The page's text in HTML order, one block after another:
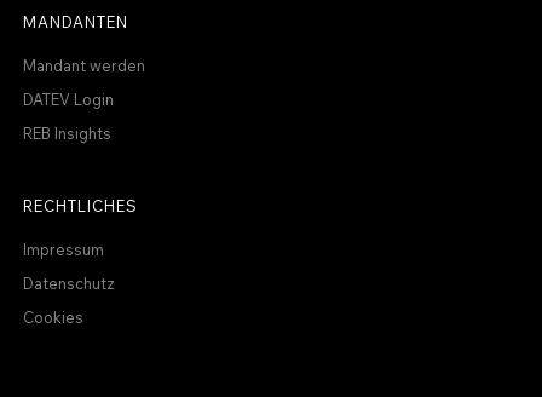
MANDANTEN
Mandant werden
DATEV Login
REB Insights
RECHTLICHES
Impressum
Datenschutz
Cookies